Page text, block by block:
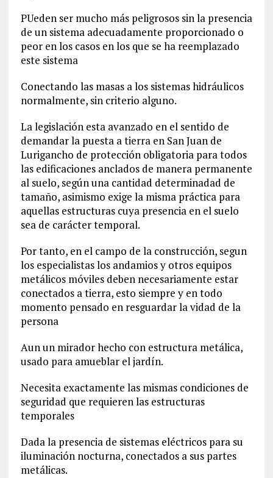
PUeden ser mucho más peligrosos sin la presencia
de un sistema adecuadamente proporcionado o
peor en los casos en los que se ha reemplazado
este sistema
Conectando las masas a los sistemas hidráulicos
normalmente, sin criterio alguno.
La legislación esta avanzado en el sentido de
demandar la puesta a tierra en San Juan de
Lurigancho de protección obligatoria para todos
las edificaciones anclados de manera permanente
al suelo, según una cantidad determinadad de
tamaño, asimismo exige la misma práctica para
aquellas estructuras cuya presencia en el suelo
sea de carácter temporal.
Por tanto, en el campo de la construcción, segun
los especialistas los andamios y otros equipos
metálicos móviles deben necesariamente estar
conectados a tierra, esto siempre y en todo
momento pensado en resguardar la vidad de la
persona
Aun un mirador hecho con estructura metálica,
usado para amueblar el jardín.
Necesita exactamente las mismas condiciones de
seguridad que requieren las estructuras
temporales
Dada la presencia de sistemas eléctricos para su
iluminación nocturna, conectados a sus partes
metálicas.